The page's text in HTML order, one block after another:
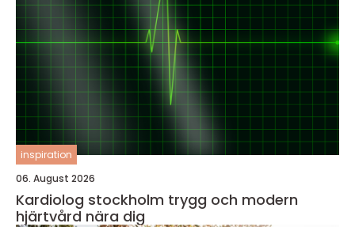
inspiration
06. August 2026
Kardiolog stockholm trygg och modern
hjärtvård nära dig